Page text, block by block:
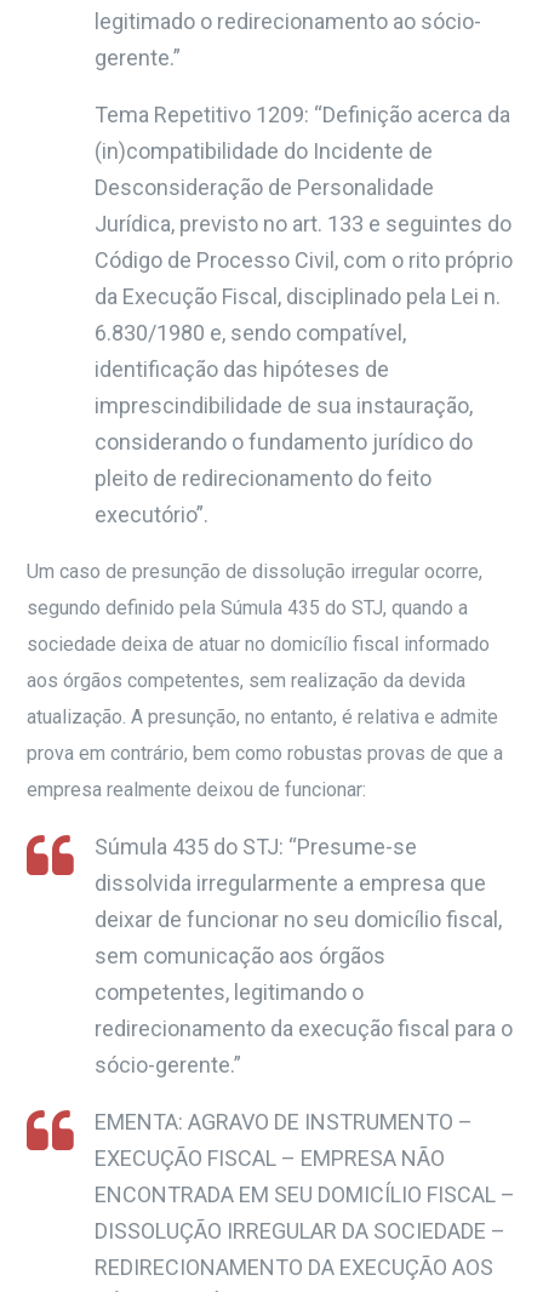
legitimado o redirecionamento ao sócio-
gerente.”
Tema Repetitivo 1209: “Definição acerca da
(in)compatibilidade do Incidente de
Desconsideração de Personalidade
Jurídica, previsto no art. 133 e seguintes do
Código de Processo Civil, com o rito próprio
da Execução Fiscal, disciplinado pela Lei n.
6.830/1980 e, sendo compatível,
identificação das hipóteses de
imprescindibilidade de sua instauração,
considerando o fundamento jurídico do
pleito de redirecionamento do feito
executório”.
Um caso de presunção de dissolução irregular ocorre,
segundo definido pela Súmula 435 do STJ, quando a
sociedade deixa de atuar no domicílio fiscal informado
aos órgãos competentes, sem realização da devida
atualização. A presunção, no entanto, é relativa e admite
prova em contrário, bem como robustas provas de que a
empresa realmente deixou de funcionar:
Súmula 435 do STJ: “Presume-se
dissolvida irregularmente a empresa que
deixar de funcionar no seu domicílio fiscal,
sem comunicação aos órgãos
competentes, legitimando o
redirecionamento da execução fiscal para o
sócio-gerente.”
EMENTA: AGRAVO DE INSTRUMENTO –
EXECUÇÃO FISCAL – EMPRESA NÃO
ENCONTRADA EM SEU DOMICÍLIO FISCAL –
DISSOLUÇÃO IRREGULAR DA SOCIEDADE –
REDIRECIONAMENTO DA EXECUÇÃO AOS